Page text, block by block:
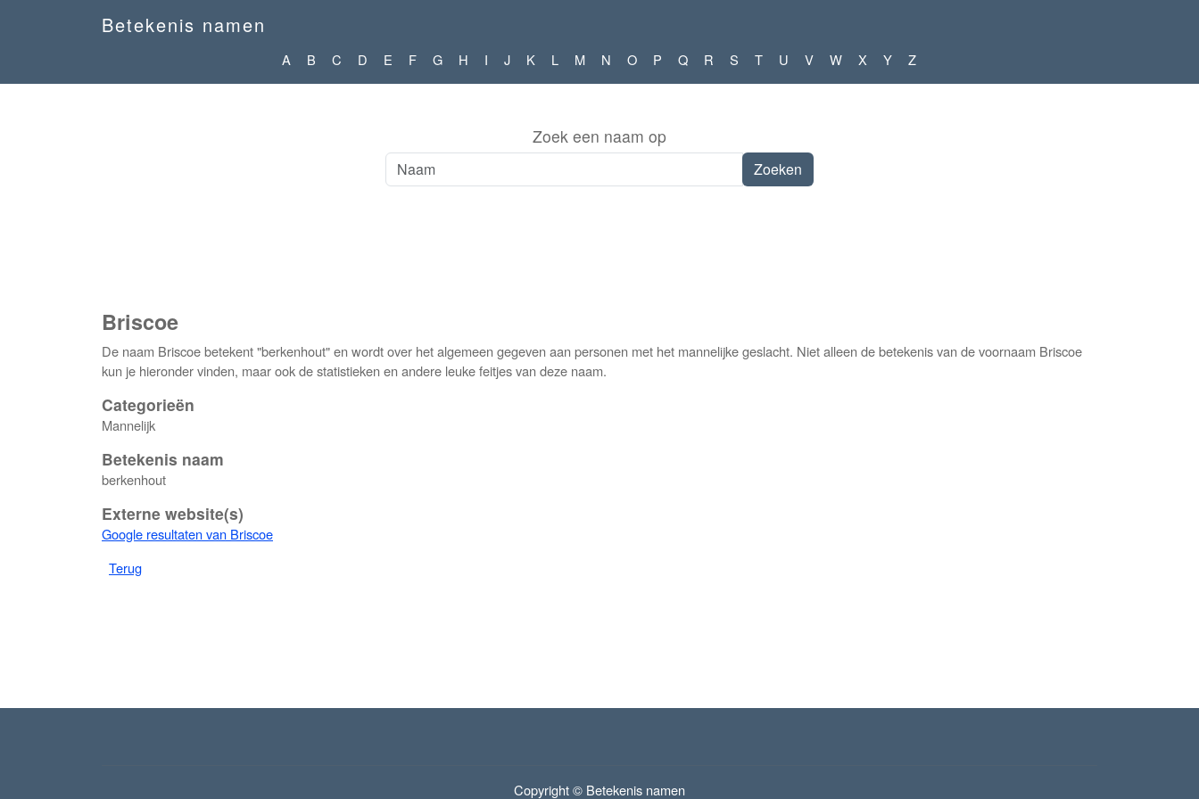
Betekenis namen
A B C D E F G H I J K L M N O P Q R S T U V W X Y Z
Zoek een naam op
Briscoe
De naam Briscoe betekent "berkenhout" en wordt over het algemeen gegeven aan personen met het mannelijke geslacht. Niet alleen de betekenis van de voornaam Briscoe
kun je hieronder vinden, maar ook de statistieken en andere leuke feitjes van deze naam.
Categorieën
Mannelijk
Betekenis naam
berkenhout
Externe website(s)
Google resultaten van Briscoe
Terug
Copyright © Betekenis namen